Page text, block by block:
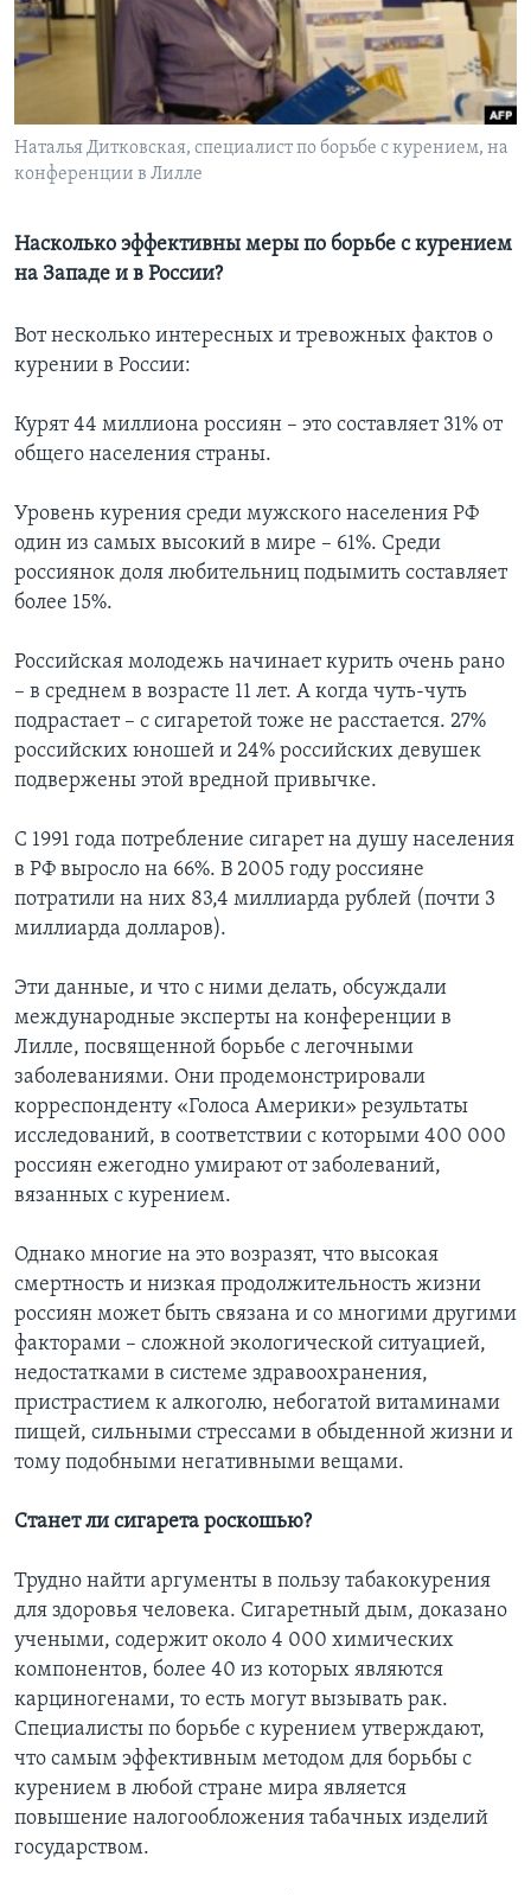
Learning English
СОЦИАЛЬНЫЕ СЕТИ
Наталья Дитковская, специалист по борьбе с курением, на
конференции в Лилле
Насколько эффективны меры по борьбе с курением
на Западе и в России?
Вот несколько интересных и тревожных фактов о
курении в России:
Курят 44 миллиона россиян – это составляет 31% от
общего населения страны.
Уровень курения среди мужского населения РФ
один из самых высокий в мире – 61%. Среди
россиянок доля любительниц подымить составляет
более 15%.
Российская молодежь начинает курить очень рано
– в среднем в возрасте 11 лет. А когда чуть-чуть
подрастает – с сигаретой тоже не расстается. 27%
российских юношей и 24% российских девушек
подвержены этой вредной привычке.
С 1991 года потребление сигарет на душу населения
в РФ выросло на 66%. В 2005 году россияне
потратили на них 83,4 миллиарда рублей (почти 3
миллиарда долларов).
Эти данные, и что с ними делать, обсуждали
международные эксперты на конференции в
Лилле, посвященной борьбе с легочными
заболеваниями. Они продемонстрировали
корреспонденту «Голоса Америки» результаты
исследований, в соответствии с которыми 400 000
россиян ежегодно умирают от заболеваний,
вязанных с курением.
Однако многие на это возразят, что высокая
смертность и низкая продолжительность жизни
россиян может быть связана и со многими другими
факторами – сложной экологической ситуацией,
недостатками в системе здравоохранения,
пристрастием к алкоголю, небогатой витаминами
пищей, сильными стрессами в обыденной жизни и
тому подобными негативными вещами.
Станет ли сигарета роскошью?
Трудно найти аргументы в пользу табакокурения
для здоровья человека. Сигаретный дым, доказано
учеными, содержит около 4 000 химических
компонентов, более 40 из которых являются
карциногенами, то есть могут вызывать рак.
Специалисты по борьбе с курением утверждают,
что самым эффективным методом для борьбы с
курением в любой стране мира является
повышение налогообложения табачных изделий
государством.